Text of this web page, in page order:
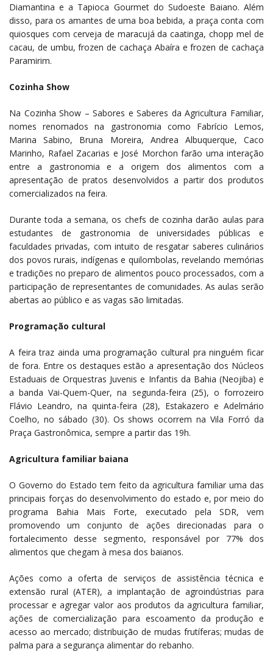
Diamantina e a Tapioca Gourmet do Sudoeste Baiano. Além
disso, para os amantes de uma boa bebida, a praça conta com
quiosques com cerveja de maracujá da caatinga, chopp mel de
cacau, de umbu, frozen de cachaça Abaíra e frozen de cachaça
Paramirim.
Cozinha Show
Na Cozinha Show – Sabores e Saberes da Agricultura Familiar,
nomes renomados na gastronomia como Fabrício Lemos,
Marina Sabino, Bruna Moreira, Andrea Albuquerque, Caco
Marinho, Rafael Zacarias e José Morchon farão uma interação
entre a gastronomia e a origem dos alimentos com a
apresentação de pratos desenvolvidos a partir dos produtos
comercializados na feira.
Durante toda a semana, os chefs de cozinha darão aulas para
estudantes de gastronomia de universidades públicas e
faculdades privadas, com intuito de resgatar saberes culinários
dos povos rurais, indígenas e quilombolas, revelando memórias
e tradições no preparo de alimentos pouco processados, com a
participação de representantes de comunidades. As aulas serão
abertas ao público e as vagas são limitadas.
Programação cultural
A feira traz ainda uma programação cultural pra ninguém ficar
de fora. Entre os destaques estão a apresentação dos Núcleos
Estaduais de Orquestras Juvenis e Infantis da Bahia (Neojiba) e
a banda Vai-Quem-Quer, na segunda-feira (25), o forrozeiro
Flávio Leandro, na quinta-feira (28), Estakazero e Adelmário
Coelho, no sábado (30). Os shows ocorrem na Vila Forró da
Praça Gastronômica, sempre a partir das 19h.
Agricultura familiar baiana
O Governo do Estado tem feito da agricultura familiar uma das
principais forças do desenvolvimento do estado e, por meio do
programa Bahia Mais Forte, executado pela SDR, vem
promovendo um conjunto de ações direcionadas para o
fortalecimento desse segmento, responsável por 77% dos
alimentos que chegam à mesa dos baianos.
Ações como a oferta de serviços de assistência técnica e
extensão rural (ATER), a implantação de agroindústrias para
processar e agregar valor aos produtos da agricultura familiar,
ações de comercialização para escoamento da produção e
acesso ao mercado; distribuição de mudas frutíferas; mudas de
palma para a segurança alimentar do rebanho.